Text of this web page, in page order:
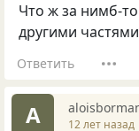
Что ж за нимб-
другими
Ответить
A 12 лет назад